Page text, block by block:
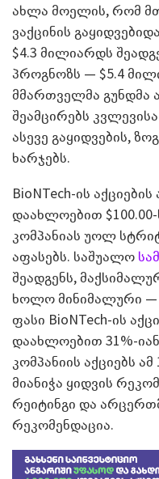
ახლა მოელის, რომ
ვაქცინის
$4.3 მილიარდს
პროგნოზს — $5.4
მმართველმა გუნდმა
შეამცირებს
ასევე გაყიდვების,
ხარჯებს.
BioNTech-ის
დაახლოებით $100.00-
კომპანიას უოლ
აფასებს. საშუალო
შეადგენს,
ხოლო მინიმალური —
ფასი BioNTech-ის
დაახლოებით 31%-
კომპანიის აქციებს
მიანიჭა ყიდვის
რეიტინგი და
რეკომენდაცია.